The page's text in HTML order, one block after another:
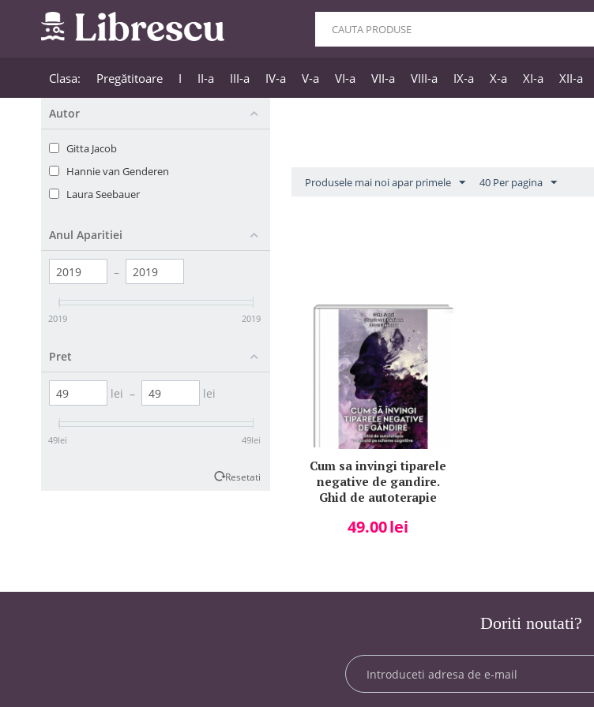
Clasa: Pregătitoare I II-a III-a IV-a V-a VI-a VII-a VIII-a IX-a X-a XI-a XII-a
Autor
Gitta Jacob
Hannie van Genderen
Laura Seebauer
Anul Aparitiei
–
2019 2019
Pret
lei – lei
49lei 49lei
Resetati
Produsele mai noi apar primele 40 Per pagina
Cum sa invingi tiparele
negative de gandire.
Ghid de autoterapie
cognitive - Gitta Jacob
49.00lei
Doriti noutati?